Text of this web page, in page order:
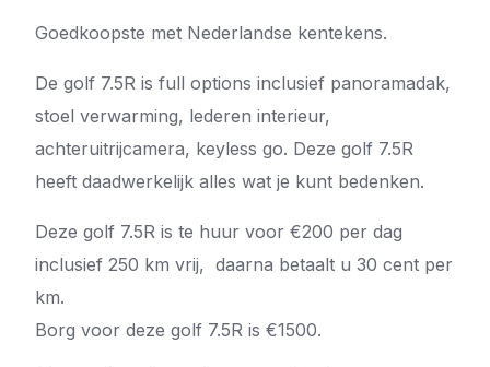
Goedkoopste met Nederlandse kentekens.
De golf 7.5R is full options inclusief panoramadak,
stoel verwarming, lederen interieur,
achteruitrijcamera, keyless go. Deze golf 7.5R
heeft daadwerkelijk alles wat je kunt bedenken.
Deze golf 7.5R is te huur voor €200 per dag
inclusief 250 km vrij, daarna betaalt u 30 cent per
km.
Borg voor deze golf 7.5R is €1500.